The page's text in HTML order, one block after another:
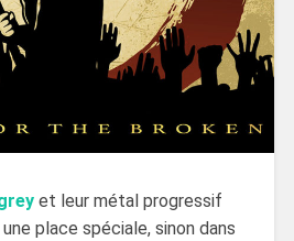
et leur métal progressif
place spéciale, sinon dans